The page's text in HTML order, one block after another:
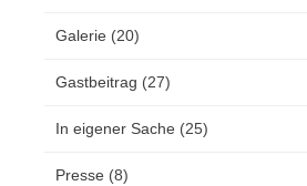
Galerie (20)
Gastbeitrag (27)
In eigener Sache (25)
Presse (8)